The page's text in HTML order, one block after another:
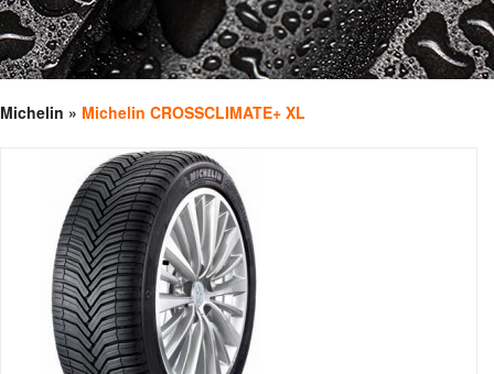
Michelin » Michelin CROSSCLIMATE+ XL